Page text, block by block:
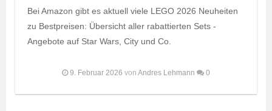
Bei Amazon gibt es aktuell viele LEGO 2026 Neuheiten
zu Bestpreisen: Übersicht aller rabattierten Sets -
Angebote auf Star Wars, City und Co.
9. Februar 2026 von Andres Lehmann 0